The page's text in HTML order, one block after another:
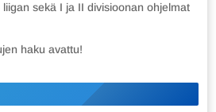
sekä I ja II divisioonan ohjelmat
haku avattu!